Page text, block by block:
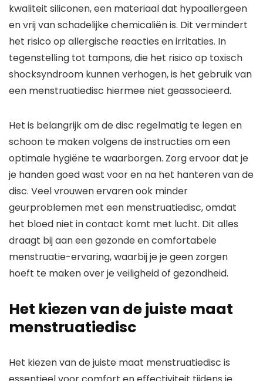
kwaliteit siliconen, een materiaal dat hypoallergeen
en vrij van schadelijke chemicaliën is. Dit vermindert
het risico op allergische reacties en irritaties. In
tegenstelling tot tampons, die het risico op toxisch
shocksyndroom kunnen verhogen, is het gebruik van
een menstruatiedisc hiermee niet geassocieerd.
Het is belangrijk om de disc regelmatig te legen en
schoon te maken volgens de instructies om een
optimale hygiëne te waarborgen. Zorg ervoor dat je
je handen goed wast voor en na het hanteren van de
disc. Veel vrouwen ervaren ook minder
geurproblemen met een menstruatiedisc, omdat
het bloed niet in contact komt met lucht. Dit alles
draagt bij aan een gezonde en comfortabele
menstruatie-ervaring, waarbij je je geen zorgen
hoeft te maken over je veiligheid of gezondheid.
Het kiezen van de juiste maat
menstruatiedisc
Het kiezen van de juiste maat menstruatiedisc is